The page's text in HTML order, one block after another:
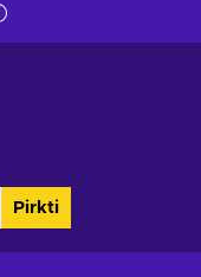
Pirkti